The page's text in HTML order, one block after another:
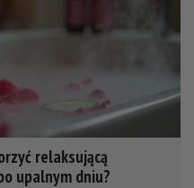
relaksującą
upalnym dniu?